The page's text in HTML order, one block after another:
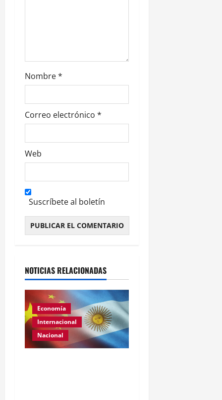
a
d
a
s
Nombre*
Correo electrónico *
Web
Suscríbete al boletín
NOTICIAS RELACIONADAS
Economía
Internacional
Nacional